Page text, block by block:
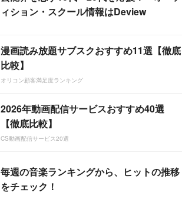
ィション・スクール情報はDeview
漫画読み放題サブスクおすすめ11選【徹底
比較】
オリコン顧客満足度ランキング
2026年動画配信サービスおすすめ40選
【徹底比較】
CS動画配信サービス20選
毎週の音楽ランキングから、ヒットの推移
をチェック！